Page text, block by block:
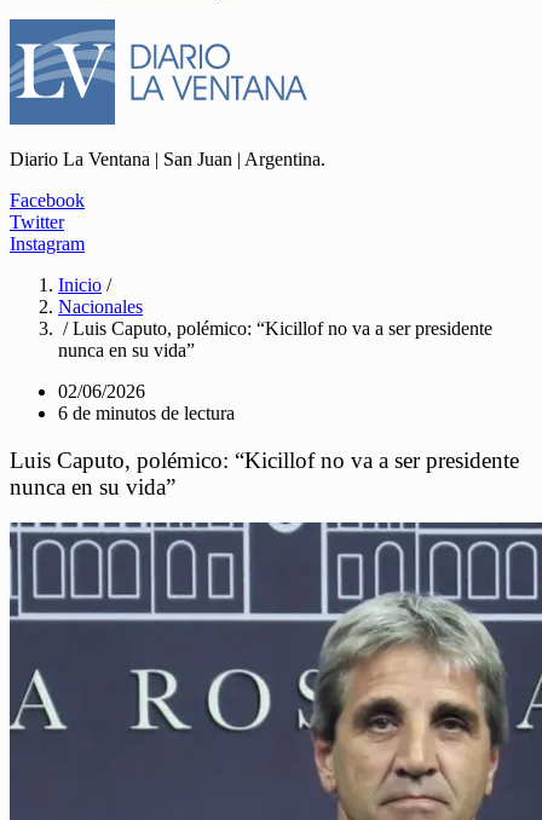
Diario La Ventana | San Juan | Argentina.
Facebook
Twitter
Instagram
Inicio /
Nacionales
/ Luis Caputo, polémico: “Kicillof no va a ser presidente
nunca en su vida”
02/06/2026
6 de minutos de lectura
Luis Caputo, polémico: “Kicillof no va a ser presidente
nunca en su vida”